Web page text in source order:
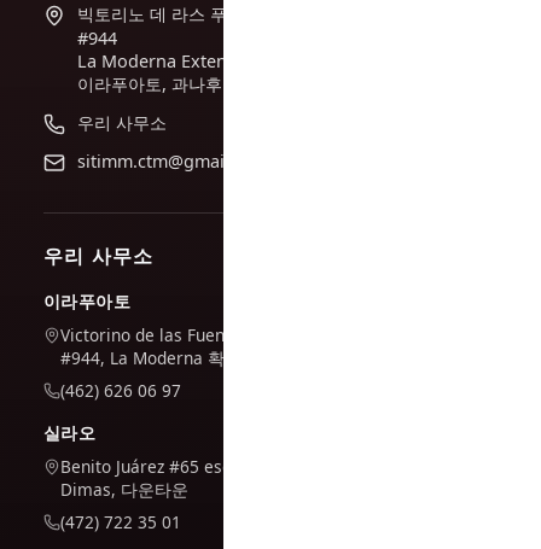
빅토리노 데 라스 푸엔테스
#944
La Moderna Extension,
이라푸아토, 과나후아토
우리 사무소
sitimm.ctm@gmail.com
우리 사무소
이라푸아토
Victorino de las Fuentes
#944, La Moderna 확장
(462) 626 06 97
실라오
Benito Juárez #65 esq. San
Dimas, 다운타운
(472) 722 35 01